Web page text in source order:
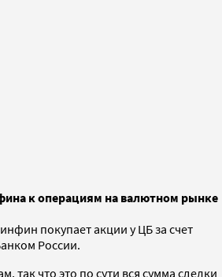
к операциям на валютном рынке
покупает акции у ЦБ за счет
России.
так что это по сути вся сумма сделки